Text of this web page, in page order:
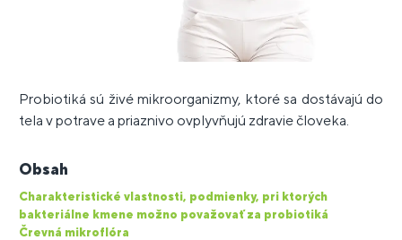
Probiotiká sú živé mikroorganizmy, ktoré sa dostávajú do
tela v potrave a priaznivo ovplyvňujú zdravie človeka.
Obsah
Charakteristické vlastnosti, podmienky, pri ktorých
bakteriálne kmene možno považovať za probiotiká
Črevná mikroflóra